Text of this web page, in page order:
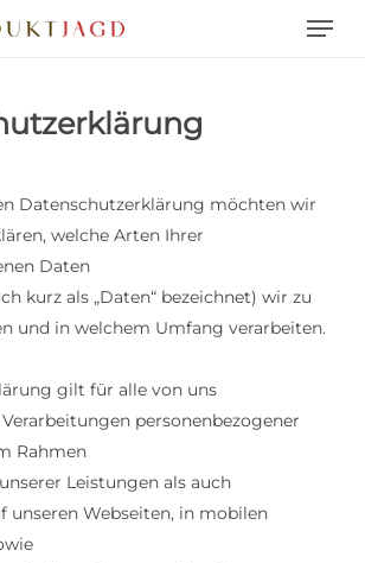
Datenschutzerklärung möchten wir
welche Arten Ihrer
Daten
kurz als „Daten“ bezeichnet) wir zu
und in welchem Umfang verarbeiten.
gilt für alle von uns
personenbezogener
Rahmen
Leistungen als auch
unseren Webseiten, in mobilen